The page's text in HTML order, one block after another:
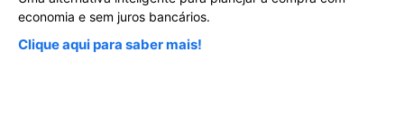
economia e sem juros bancários.
Clique aqui para saber mais!